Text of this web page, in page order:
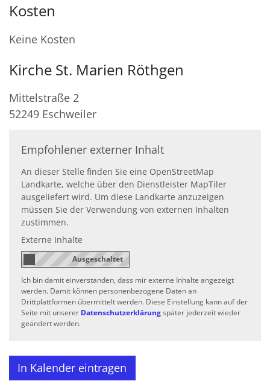
Kosten
Keine Kosten
Kirche St. Marien Röthgen
Mittelstraße 2
52249 Eschweiler
Empfohlener externer Inhalt
An dieser Stelle finden Sie eine OpenStreetMap
Landkarte, welche über den Dienstleister MapTiler
ausgeliefert wird. Um diese Landkarte anzuzeigen
müssen Sie der Verwendung von externen Inhalten
zustimmen.
Externe Inhalte
Ich bin damit einverstanden, dass mir externe Inhalte angezeigt
werden. Damit können personenbezogene Daten an
Drittplattformen übermittelt werden. Diese Einstellung kann auf der
Seite mit unserer Datenschutzerklärungspäter jederzeit wieder
geändert werden.
In Kalender eintragen